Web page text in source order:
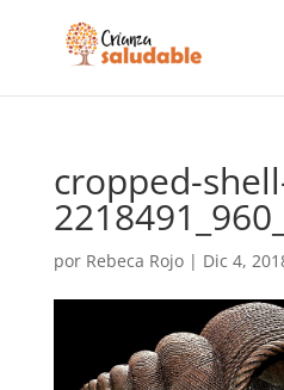
cropped-
por Rebeca Rojo| Dic 4,